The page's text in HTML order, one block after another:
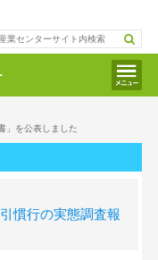
」を公表しました
慣行の実態調査報